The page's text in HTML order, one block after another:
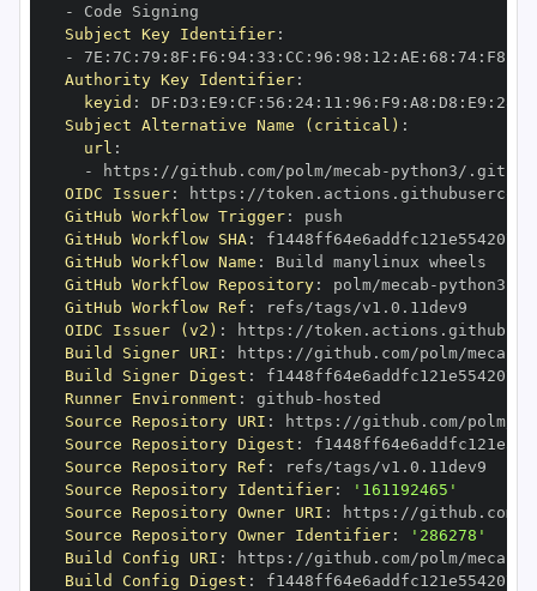
-
Subject Key Identifier:
-
7E : 7C : 79 : 8F : F6 : 94: 33 : CC : 96 : 98 : 12 : AE : 68 : 74: F8
Authority Key Identifier:
keyid : DF : D3 : E9 : CF : 56 : 24: 11 : 96 : F9 : A8 : D8 : E9 : 28
Subject Alternative Name (critical) :
url :
-
https : //github.com/polm/mecab -
OIDC Issuer: https :
GitHub Workflow Trigger:
GitHub Workflow SHA:
GitHub Workflow Name :
GitHub Workflow Repository: polm/mecab -
GitHub Workflow Ref :
OIDC Issuer (v2) : https :
Build Signer URI : https : //github.com/polm/mecab
Build Signer Digest :
Runner Environment : github -
Source Repository URI : https : //github.com/polm/
Source Repository Digest :
Source Repository Ref :
Source Repository Identifier:
'161192465'
Source Repository Owner URI : https :
Source Repository Owner Identifier:
'286278'
Build Config URI : https : //github.com/polm/mecab
Build Config Digest :